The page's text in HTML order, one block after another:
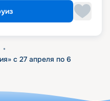
•
с 27 апреля по 6